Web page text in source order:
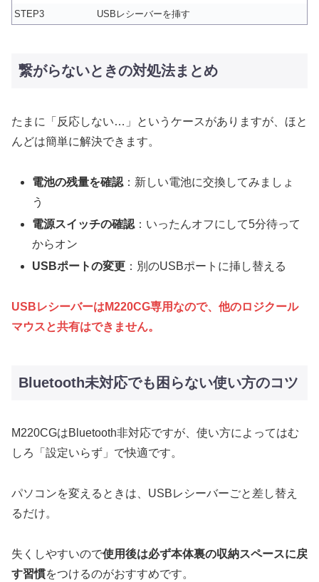
STEP3
USBレシーバーを挿す
繋がらないときの対処法まとめ
たまに「反応しない…」というケースがありますが、ほと
んどは簡単に解決できます。
電池の残量を確認 ：新しい電池に交換してみましょ
う
電源スイッチの確認 ：いったんオフにして5分待って
からオン
USBポートの変更 ：別のUSBポートに挿し替える
USBレシーバーはM220CG専用なので、他のロジクール
マウスと共有はできません。
Bluetooth未対応でも困らない使い方のコツ
M220CGはBluetooth非対応ですが、使い方によってはむ
しろ「設定いらず」で快適です。
パソコンを変えるときは、USBレシーバーごと差し替え
るだけ。
失くしやすいので使用後は必ず本体裏の収納スペースに戻
す習慣をつけるのがおすすめです。